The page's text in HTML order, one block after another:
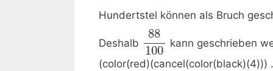
Hundertstel können als Bruch
Deshalb
88
100
kann geschrieben
(color(red)(cancel(color(black)(4)))